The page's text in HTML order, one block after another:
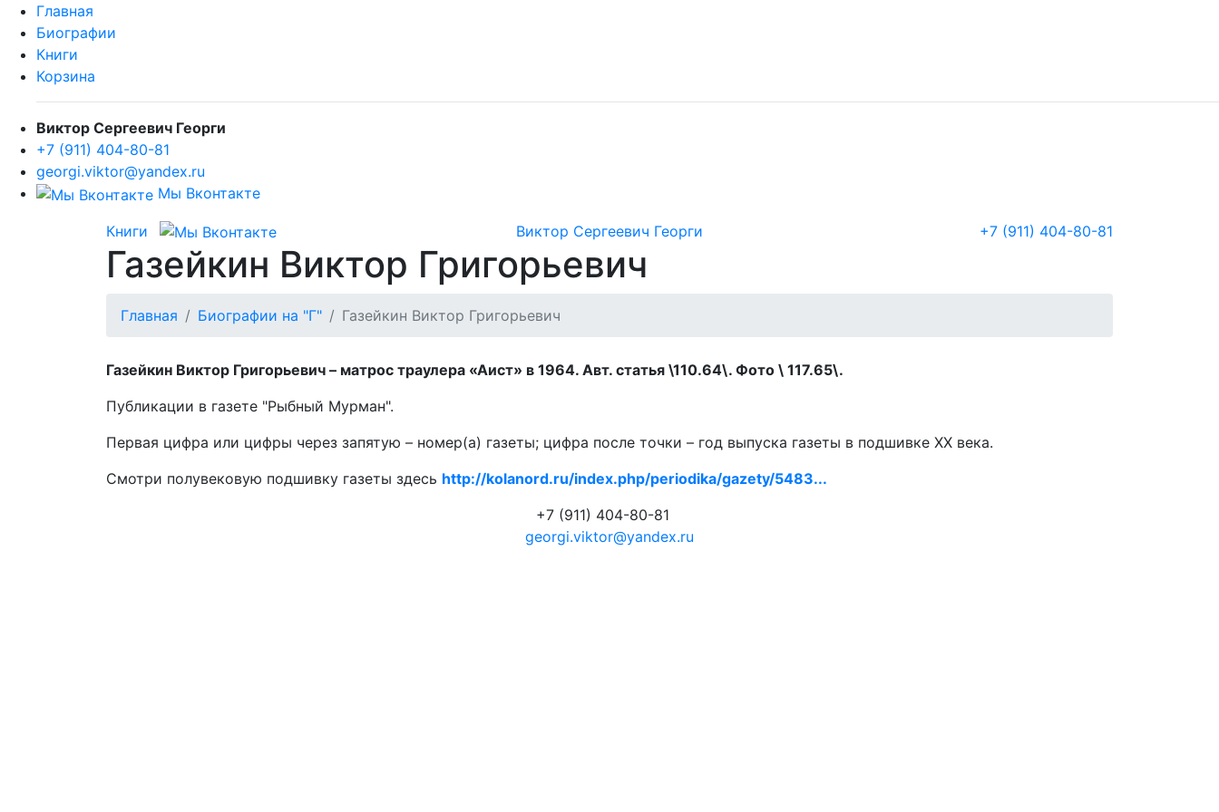
Главная
Биографии
Книги
Корзина
Виктор Сергеевич Георги
+7 (911) 404-80-81
georgi.viktor@yandex.ru
Мы Вконтакте
Книги Виктор Сергеевич Георги +7 (911) 404-80-81
Газейкин Виктор Григорьевич
Главная Биографии на "Г" Газейкин Виктор Григорьевич
Газейкин Виктор Григорьевич – матрос траулера «Аист» в 1964. Авт. статья \110.64\. Фото \ 117.65\.
Публикации в газете "Рыбный Мурман".
Первая цифра или цифры через запятую – номер(а) газеты; цифра после точки – год выпуска газеты в подшивке ХХ века.
Смотри полувековую подшивку газеты здесь http://kolanord.ru/index.php/periodika/gazety/5483...
+7 (911) 404-80-81
georgi.viktor@yandex.ru